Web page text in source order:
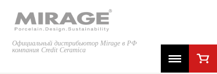
Официальный дистрибьютор Mirage в РФ
компания Credit Ceramica